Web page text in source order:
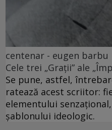
centenar - eugen barbu
Cele trei „Grații” ale
Se pune, astfel,
ratează acest scriitor:
elementului
șablonului ideologic.